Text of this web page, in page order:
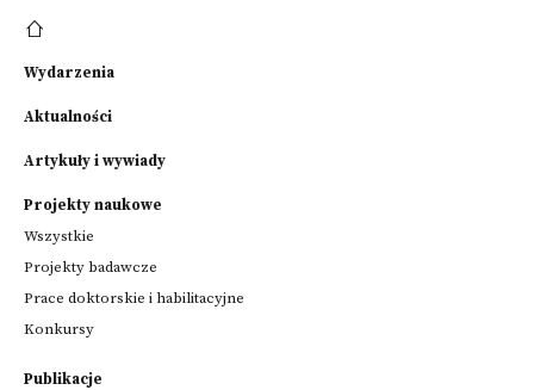
Wydarzenia
Aktualności
Artykuły i wywiady
Projekty naukowe
Wszystkie
Projekty badawcze
Prace doktorskie i habilitacyjne
Konkursy
Publikacje